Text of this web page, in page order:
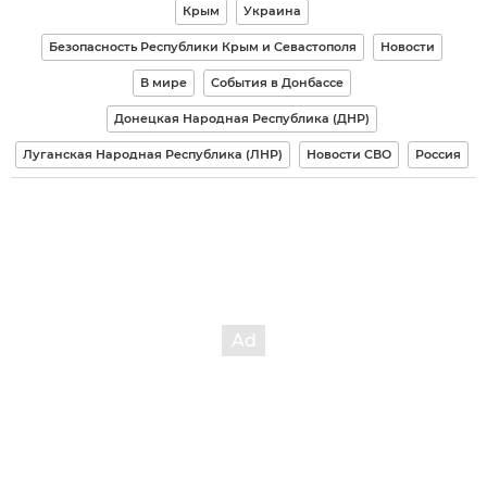
Крым Украина
Безопасность Республики Крым и Севастополя Новости
В мире События в Донбассе
Донецкая Народная Республика (ДНР)
Луганская Народная Республика (ЛНР) Новости СВО Россия